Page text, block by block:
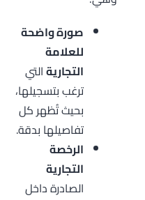
صورة واضحة
للعلامة
التجاريةالتي
ترغب بتسجيلها،
بحيث تُظهر كل
تفاصيلها بدقة.
الرخصة
التجارية
الصادرة داخل